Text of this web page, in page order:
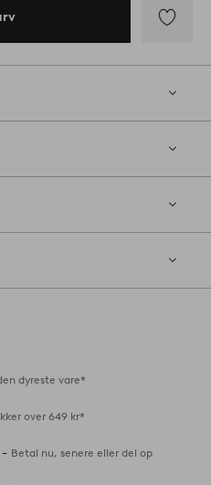
til
dyreste vare*
over 649 kr*
- Betal nu, senere eller del op